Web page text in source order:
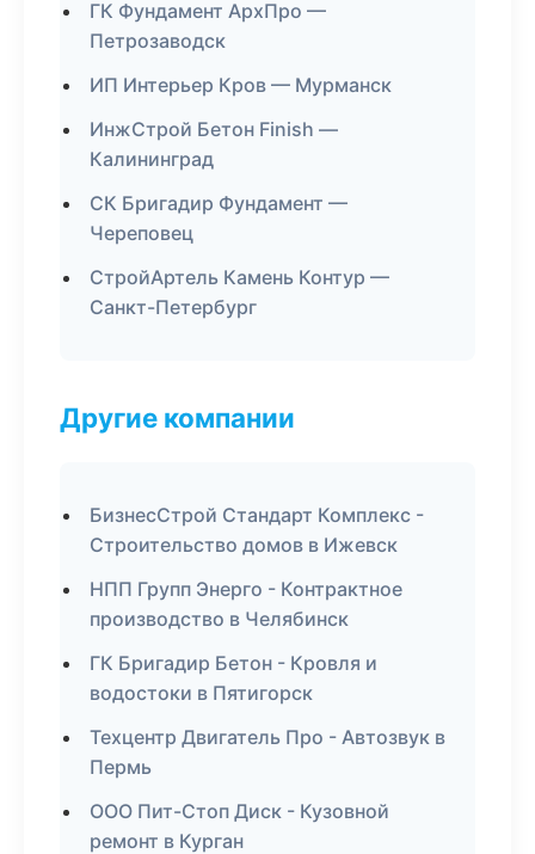
ГК Фундамент АрхПро —
Петрозаводск
ИП Интерьер Кров — Мурманск
ИнжСтрой Бетон Finish —
Калининград
СК Бригадир Фундамент —
Череповец
СтройАртель Камень Контур —
Санкт-Петербург
Другие компании
БизнесСтрой Стандарт Комплекс -
Строительство домов в Ижевск
НПП Групп Энерго - Контрактное
производство в Челябинск
ГК Бригадир Бетон - Кровля и
водостоки в Пятигорск
Техцентр Двигатель Про - Автозвук в
Пермь
ООО Пит-Стоп Диск - Кузовной
ремонт в Курган